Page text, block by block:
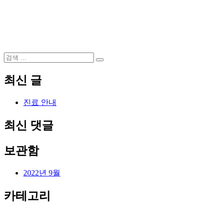
검
검
최신 글
진료 안내
최신 댓글
보관함
2022년 9월
카테고리